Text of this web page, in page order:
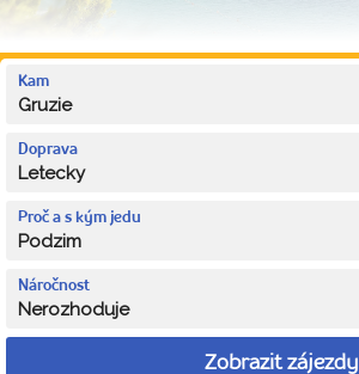
Kam
Gruzie
Doprava
Letecky
Proč a s kým jedu
Podzim
Náročnost
Nerozhoduje
Zobrazit zájezdy